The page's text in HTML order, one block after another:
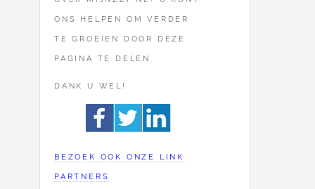
ONS HELPEN OM VERDER
TE GROEIEN DOOR DEZE
PAGINA TE DELEN.
DANK U WEL!
BEZOEK OOK ONZE LINK
PARTNERS